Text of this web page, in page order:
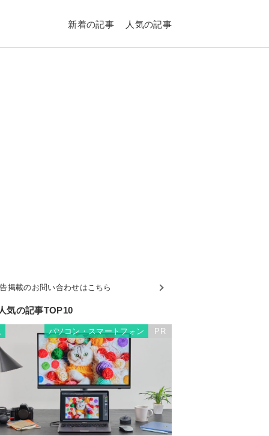
新着の記事 人気の記事
掲載のお問い合わせはこちら
気の記事TOP10
パソコン・スマートフォン PR